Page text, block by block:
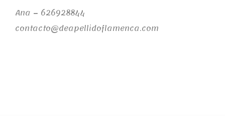
Ana – 626928844
contacto@deapellidoflamenca.com